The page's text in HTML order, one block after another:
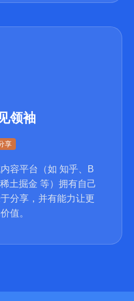
领袖
享
容平台（如 知乎、B
土掘金 等）拥有自己
分享，并有能力让更
值。